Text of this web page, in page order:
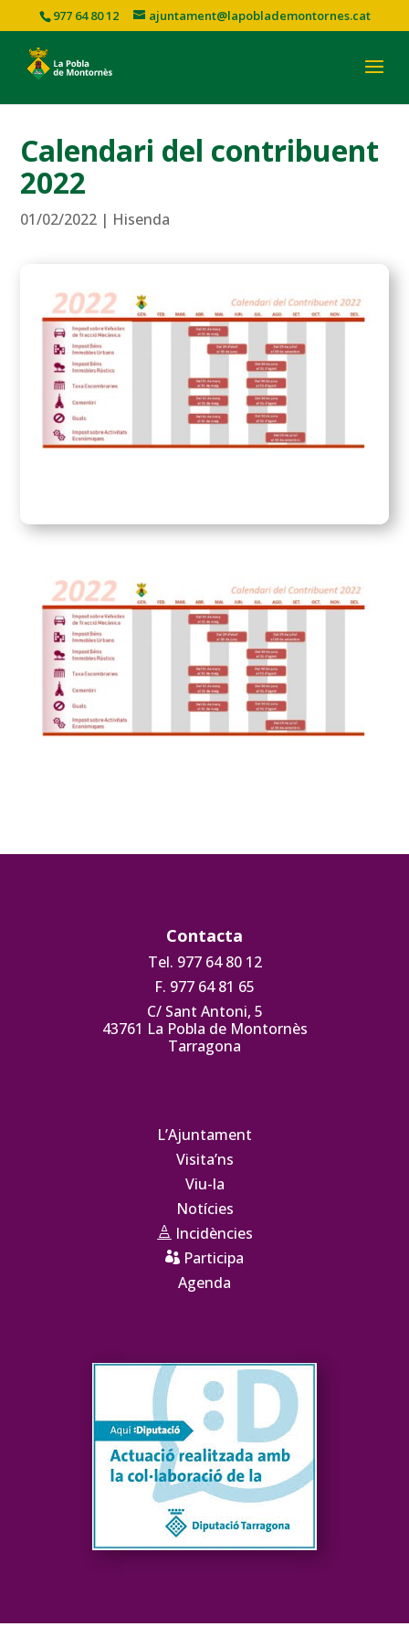
977 64 80 12 ajuntament@lapoblademontornes.cat
Calendari del contribuent
2022
01/02/2022 | Hisenda
Contacta
Tel. 977 64 80 12
F. 977 64 81 65
C/ Sant Antoni, 5
43761 La Pobla de Montornès
Tarragona
L’Ajuntament
Visita’ns
Viu-la
Notícies
 Incidències
 Participa
Agenda